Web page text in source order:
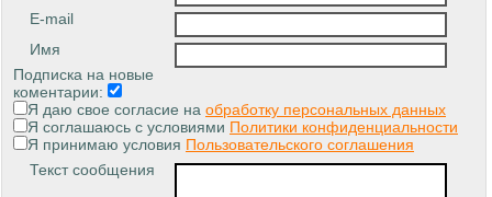
E-mail
Имя
Подписка на новые
коментарии:
Я даю свое согласие на обработку персональных данных
Я соглашаюсь с условиями Политики конфиденциальности
Я принимаю условия Пользовательского соглашения
Текст сообщения